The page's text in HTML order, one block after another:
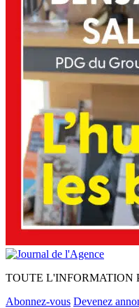
TOUTE L'INFORMATION
Abonnez-vous Devenez